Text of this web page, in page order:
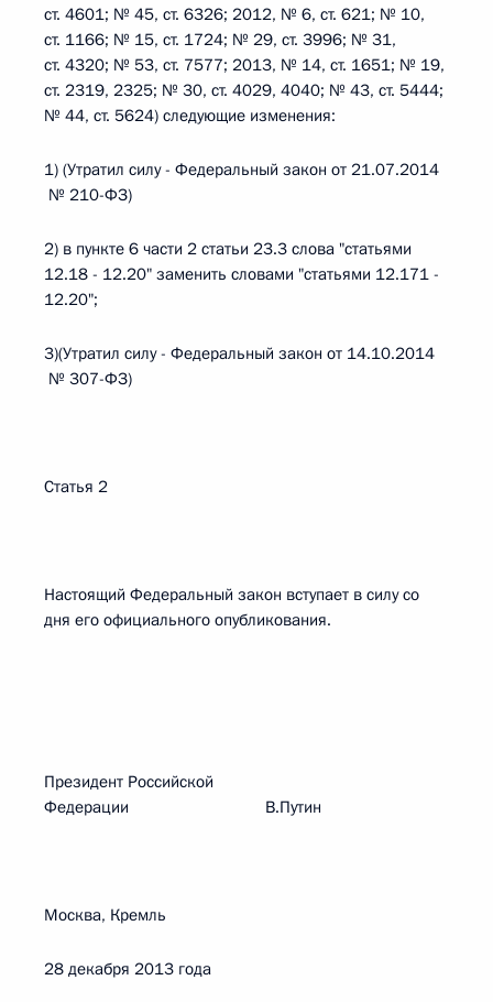
ст. 4601; № 45, ст. 6326; 2012, № 6, ст. 621; № 10,
ст. 1166; № 15, ст. 1724; № 29, ст. 3996; № 31,
ст. 4320; № 53, ст. 7577; 2013, № 14, ст. 1651; № 19,
ст. 2319, 2325; № 30, ст. 4029, 4040; № 43, ст. 5444;
№ 44, ст. 5624) следующие изменения:
1) (Утратил силу - Федеральный закон от 21.07.2014
№ 210-ФЗ)
2) в пункте 6 части 2 статьи 23.3 слова "статьями
12.18 - 12.20" заменить словами "статьями 12.171 -
12.20";
3)(Утратил силу - Федеральный закон от 14.10.2014
№ 307-ФЗ)
Статья 2
Настоящий Федеральный закон вступает в силу со
дня его официального опубликования.
Президент Российской
Федерации В.Путин
Москва, Кремль
28 декабря 2013 года